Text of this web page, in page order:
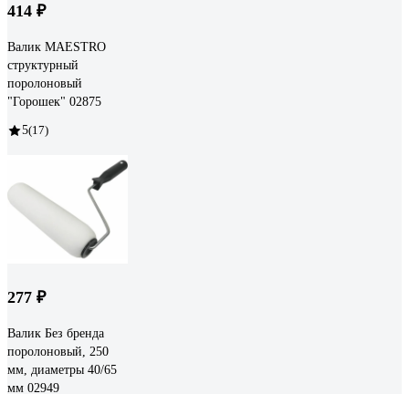
414 ₽
Валик MAESTRO
структурный
поролоновый
"Горошек" 02875
5(17)
277 ₽
Валик Без бренда
поролоновый, 250
мм, диаметры 40/65
мм 02949